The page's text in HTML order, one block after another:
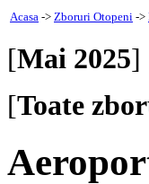
Acasa -> Zboruri Otopeni ->
[Mai 2025]
[Toate